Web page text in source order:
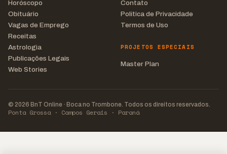
Horóscopo
Obituário
Vagas de Emprego
Receitas
Astrologia
Publicações Legais
Web Stories
Contato
Política de Privacidade
Termos de Uso
PROJETOS ESPECIAIS
Master Plan
© 2026 BnT Online · Boca no Trombone. Todos os direitos reservados.
Ponta Grossa · Campos Gerais · Paraná